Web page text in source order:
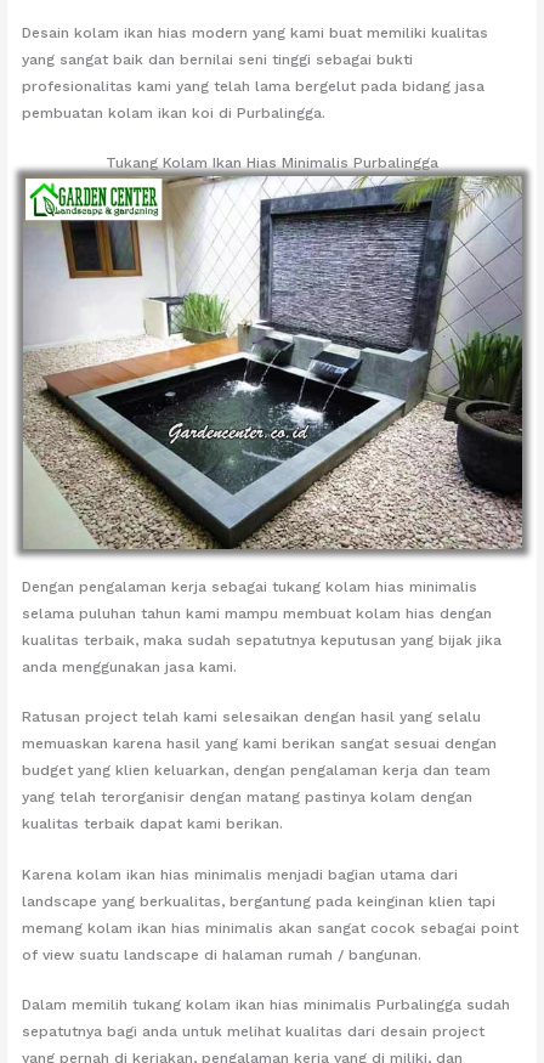
Desain kolam ikan hias modern yang kami buat memiliki kualitas
yang sangat baik dan bernilai seni tinggi sebagai bukti
profesionalitas kami yang telah lama bergelut pada bidang jasa
pembuatan kolam ikan koi di Purbalingga.
Tukang Kolam Ikan Hias Minimalis Purbalingga
Dengan pengalaman kerja sebagai tukang kolam hias minimalis
selama puluhan tahun kami mampu membuat kolam hias dengan
kualitas terbaik, maka sudah sepatutnya keputusan yang bijak jika
anda menggunakan jasa kami.
Ratusan project telah kami selesaikan dengan hasil yang selalu
memuaskan karena hasil yang kami berikan sangat sesuai dengan
budget yang klien keluarkan, dengan pengalaman kerja dan team
yang telah terorganisir dengan matang pastinya kolam dengan
kualitas terbaik dapat kami berikan.
Karena kolam ikan hias minimalis menjadi bagian utama dari
landscape yang berkualitas, bergantung pada keinginan klien tapi
memang kolam ikan hias minimalis akan sangat cocok sebagai point
of view suatu landscape di halaman rumah / bangunan.
Dalam memilih tukang kolam ikan hias minimalis Purbalingga sudah
sepatutnya bagi anda untuk melihat kualitas dari desain project
yang pernah di kerjakan, pengalaman kerja yang di miliki, dan